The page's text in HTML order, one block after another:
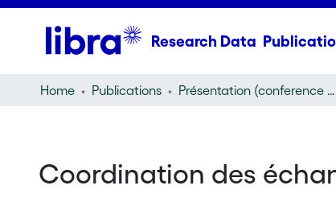
Research Data
Home Publications Présentation (conference presentation)
Coordination des